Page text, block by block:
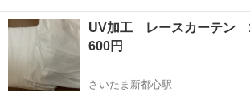
UV加工 レースカーテン
600円
さいたま新都心駅